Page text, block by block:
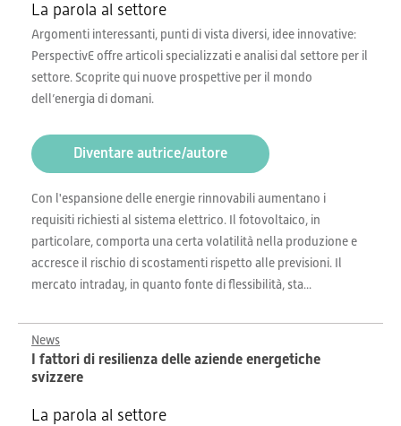
La parola al settore
Argomenti interessanti, punti di vista diversi, idee innovative:
PerspectivE offre articoli specializzati e analisi dal settore per il
settore. Scoprite qui nuove prospettive per il mondo
dell’energia di domani.
Diventare autrice/autore
Con l'espansione delle energie rinnovabili aumentano i
requisiti richiesti al sistema elettrico. Il fotovoltaico, in
particolare, comporta una certa volatilità nella produzione e
accresce il rischio di scostamenti rispetto alle previsioni. Il
mercato intraday, in quanto fonte di flessibilità, sta...
News
I fattori di resilienza delle aziende energetiche
svizzere
La parola al settore